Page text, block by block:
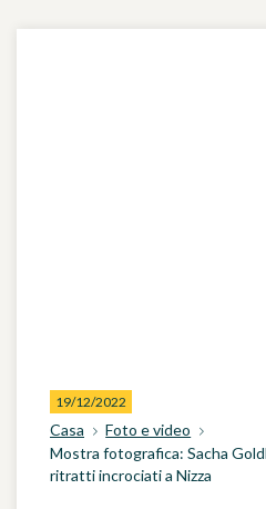
19/12/2022
Casa
Foto e video
Mostra fotografica: Sacha
ritratti incrociati a Nizza